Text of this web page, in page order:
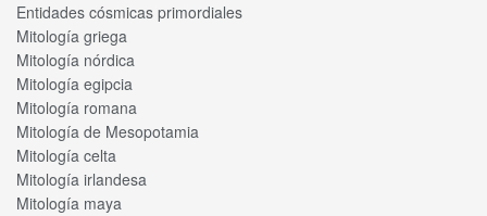
Entidades cósmicas primordiales
Mitología griega
Mitología nórdica
Mitología egipcia
Mitología romana
Mitología de Mesopotamia
Mitología celta
Mitología irlandesa
Mitología maya